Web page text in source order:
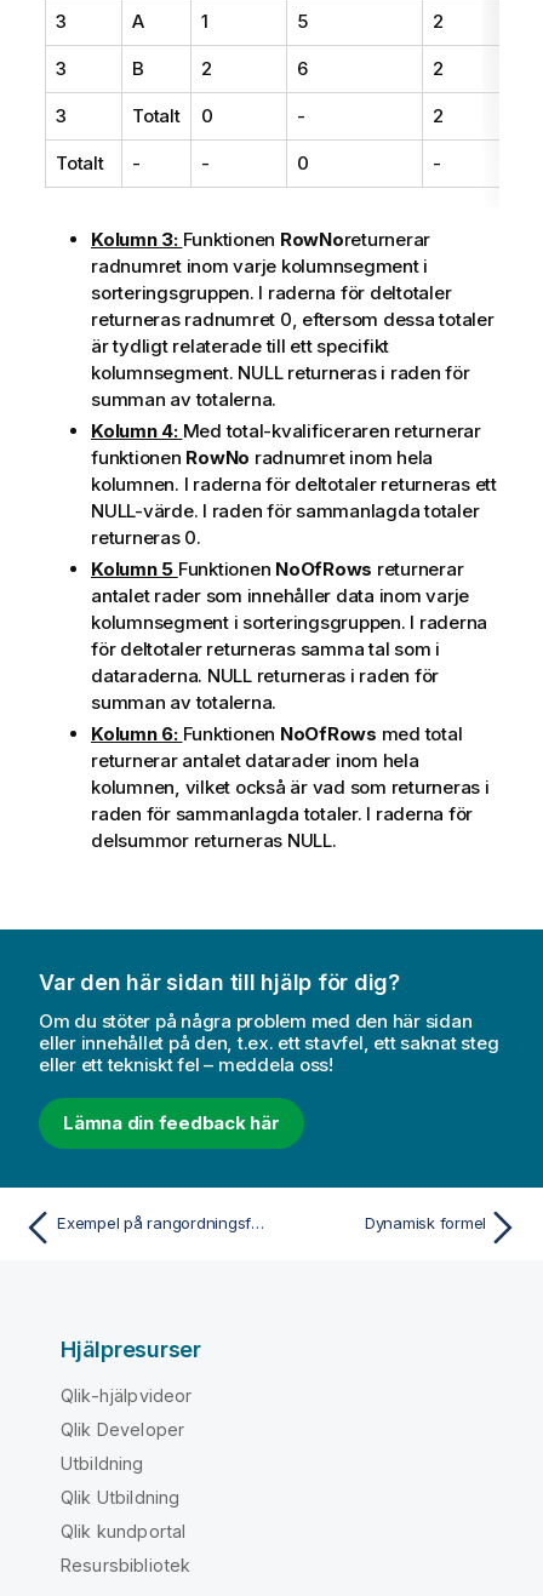
3 A 1 5 2
3 B 2 6 2
3 Totalt 0 - 2
Totalt - - 0 -
Kolumn 3: Funktionen RowNoreturnerar
radnumret inom varje kolumnsegment i
sorteringsgruppen. I raderna för deltotaler
returneras radnumret 0, eftersom dessa totaler
är tydligt relaterade till ett specifikt
kolumnsegment. NULL returneras i raden för
summan av totalerna.
Kolumn 4: Med total-kvalificeraren returnerar
funktionen RowNo radnumret inom hela
kolumnen. I raderna för deltotaler returneras ett
NULL-värde. I raden för sammanlagda totaler
returneras 0.
Kolumn 5 Funktionen NoOfRows returnerar
antalet rader som innehåller data inom varje
kolumnsegment i sorteringsgruppen. I raderna
för deltotaler returneras samma tal som i
dataraderna. NULL returneras i raden för
summan av totalerna.
Kolumn 6: Funktionen NoOfRows med total
returnerar antalet datarader inom hela
kolumnen, vilket också är vad som returneras i
raden för sammanlagda totaler. I raderna för
delsummor returneras NULL.
Var den här sidan till hjälp för dig?
Om du stöter på några problem med den här sidan
eller innehållet på den, t.ex. ett stavfel, ett saknat steg
eller ett tekniskt fel – meddela oss!
Lämna din feedback här
Exempel på rangordningsfunktioner i diagram Dynamisk formel
Hjälpresurser
Qlik-hjälpvideor
Qlik Developer
Utbildning
Qlik Utbildning
Qlik kundportal
Resursbibliotek